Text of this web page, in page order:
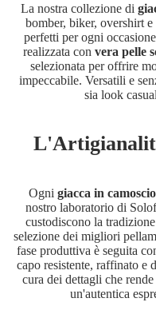
La nostra collezione di
bomber, biker, overshirt
perfetti per ogni
realizzata con vera pelle
selezionata per offrire
impeccabile. Versatili e
sia look
Ogni giacca in
nostro laboratorio di
custodiscono la
selezione dei migliori
fase produttiva è seguita
capo resistente, raffinato e
cura dei dettagli che
un'autentica